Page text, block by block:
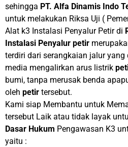
sehingga PT. Alfa Dinamis Indo
untuk melakukan Riksa Uji (
Alat k3 Instalasi Penyalur Petir di
Instalasi Penyalur petir
terdiri dari serangkaian jalur
media mengalirkan arus listrik
bumi, tanpa merusak benda
oleh petir tersebut.
Kami siap Membantu untuk
tersebut Laik atau tidak layak
Dasar Hukum Pengawasan K3
yaitu :